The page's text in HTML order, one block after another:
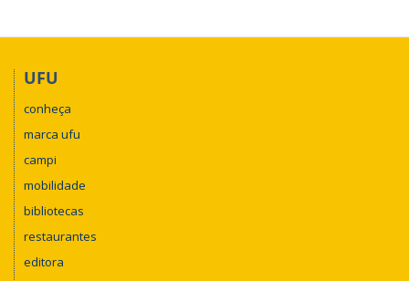
UFU
conheça
marca ufu
campi
mobilidade
bibliotecas
restaurantes
editora